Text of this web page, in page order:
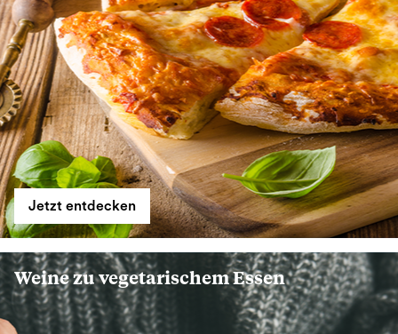
Jetzt entdecken
Weine zu vegetarischem Essen